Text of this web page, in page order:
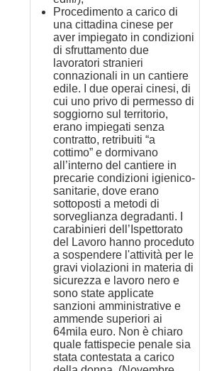
Procedimento a carico di
una cittadina cinese per
aver impiegato in condizioni
di sfruttamento due
lavoratori stranieri
connazionali in un cantiere
edile. I due operai cinesi, di
cui uno privo di permesso di
soggiorno sul territorio,
erano impiegati senza
contratto, retribuiti “a
cottimo” e dormivano
all’interno del cantiere in
precarie condizioni igienico-
sanitarie, dove erano
sottoposti a metodi di
sorveglianza degradanti. I
carabinieri dell’Ispettorato
del Lavoro hanno proceduto
a sospendere l'attività per le
gravi violazioni in materia di
sicurezza e lavoro nero e
sono state applicate
sanzioni amministrative e
ammende superiori ai
64mila euro. Non è chiaro
quale fattispecie penale sia
stata contestata a carico